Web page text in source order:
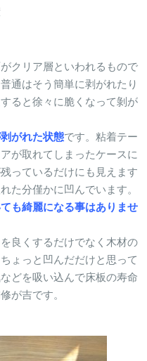
クリア層といわれるもので
通はそう簡単に剥がれたり
ると徐々に脆くなって剝が
がれた状態です。粘着テー
が取れてしまったケースに
っているだけにも見えます
た分僅かに凹んでいます。
も綺麗になる事はありませ
良くするだけでなく木材の
ょっと凹んだだけと思って
どを吸い込んで床板の寿命
が吉です。